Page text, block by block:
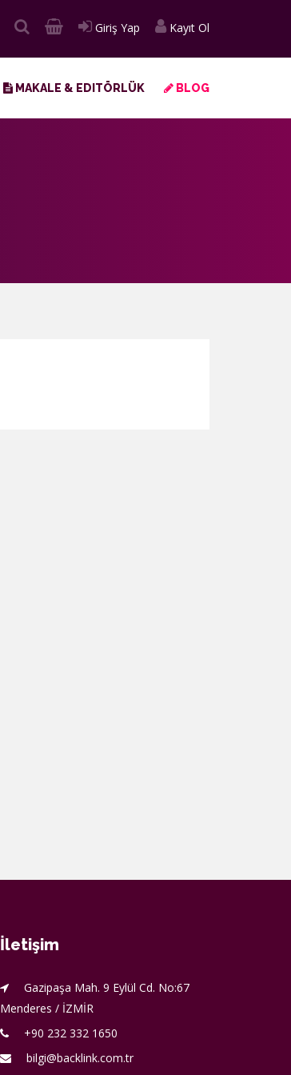
Giriş Yap Kayıt Ol
MAKALE & EDITÖRLÜK BLOG
İletişim
Gazipaşa Mah. 9 Eylül Cd. No:67
Menderes / İZMİR
+90 232 332 1650
bilgi@backlink.com.tr